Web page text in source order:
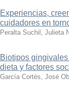
Experiencias,
cuidadores en
Peralta Suchil, Julieta
Biotipos
dieta y factores
García Cortés, José